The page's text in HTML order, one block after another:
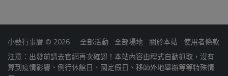
小藝行事曆 © 2026 全部活動 全部場地 關於本站
使用者條款
注意：出發前請去官網再次確認！本站內容由程式自動抓取，沒有
算到疫情影響、例行休館日、國定假日、移師外地舉辦等等特殊情